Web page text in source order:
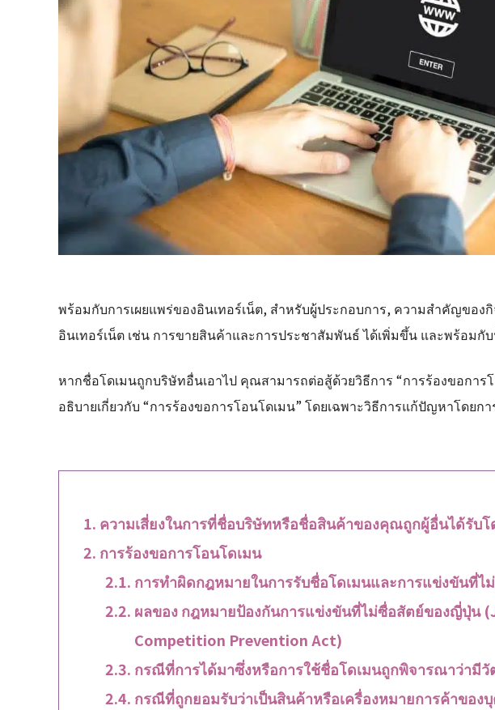
พร้อมกับการเผยแพร่ของอินเทอร์เน็ต, สำหรับผู้ประกอบการ, ความสำคัญของ
อินเทอร์เน็ต เช่น การขายสินค้าและการประชาสัมพันธ์ ได้เพิ่มขึ้น และพร้อม
หากชื่อโดเมนถูกบริษัทอื่นเอาไป คุณสามารถต่อสู้ด้วยวิธีการ “การร้องขอการ
อธิบายเกี่ยวกับ “การร้องขอการโอนโดเมน” โดยเฉพาะวิธีการแก้ปัญหาโดยกา
ความเสี่ยงในการที่ชื่อบริษัทหรือชื่อสินค้าของคุณถูกผู้อื่นได้รับโ
การร้องขอการโอนโดเมน
การทำผิดกฎหมายในการรับชื่อโดเมนและการแข่งขันที่ไ
ผลของ กฎหมายป้องกันการแข่งขันที่ไม่ซื่อสัตย์ของญี่ปุ่น
Competition Prevention Act)
กรณีที่การได้มาซึ่งหรือการใช้ชื่อโดเมนถูกพิจารณาว่ามีวั
กรณีที่ถูกยอมรับว่าเป็นสินค้าหรือเครื่องหมายการค้าของ